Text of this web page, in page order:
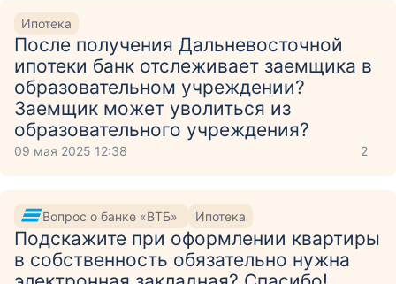
Ипотека
После получения Дальневосточной
ипотеки банк отслеживает заемщика в
образовательном учреждении?
Заемщик может уволиться из
образовательного учреждения?
09 мая 2025 12:38 2
Вопрос о банке «ВТБ» Ипотека
Подскажите при оформлении квартиры
в собственность обязательно нужна